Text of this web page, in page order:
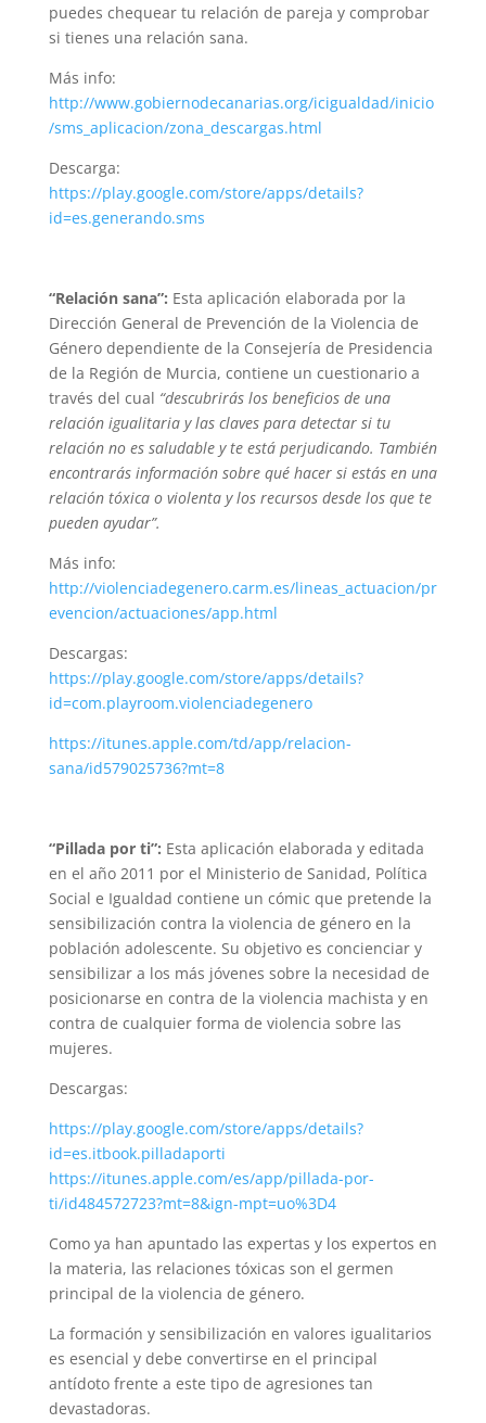
puedes chequear tu relación de pareja y comprobar
si tienes una relación sana.
Más info:
http://www.gobiernodecanarias.org/icigualdad/inicio
/sms_aplicacion/zona_descargas.html
Descarga:
https://play.google.com/store/apps/details?
id=es.generando.sms
“Relación sana”: Esta aplicación elaborada por la
Dirección General de Prevención de la Violencia de
Género dependiente de la Consejería de Presidencia
de la Región de Murcia, contiene un cuestionario a
través del cual “descubrirás los beneficios de una
relación igualitaria y las claves para detectar si tu
relación no es saludable y te está perjudicando. También
encontrarás información sobre qué hacer si estás en una
relación tóxica o violenta y los recursos desde los que te
pueden ayudar”.
Más info:
http://violenciadegenero.carm.es/lineas_actuacion/pr
evencion/actuaciones/app.html
Descargas:
https://play.google.com/store/apps/details?
id=com.playroom.violenciadegenero
https://itunes.apple.com/td/app/relacion-
sana/id579025736?mt=8
“Pillada por ti”: Esta aplicación elaborada y editada
en el año 2011 por el Ministerio de Sanidad, Política
Social e Igualdad contiene un cómic que pretende la
sensibilización contra la violencia de género en la
población adolescente. Su objetivo es concienciar y
sensibilizar a los más jóvenes sobre la necesidad de
posicionarse en contra de la violencia machista y en
contra de cualquier forma de violencia sobre las
mujeres.
Descargas:
https://play.google.com/store/apps/details?
id=es.itbook.pilladaporti
https://itunes.apple.com/es/app/pillada-por-
ti/id484572723?mt=8&ign-mpt=uo%3D4
Como ya han apuntado las expertas y los expertos en
la materia, las relaciones tóxicas son el germen
principal de la violencia de género.
La formación y sensibilización en valores igualitarios
es esencial y debe convertirse en el principal
antídoto frente a este tipo de agresiones tan
devastadoras.